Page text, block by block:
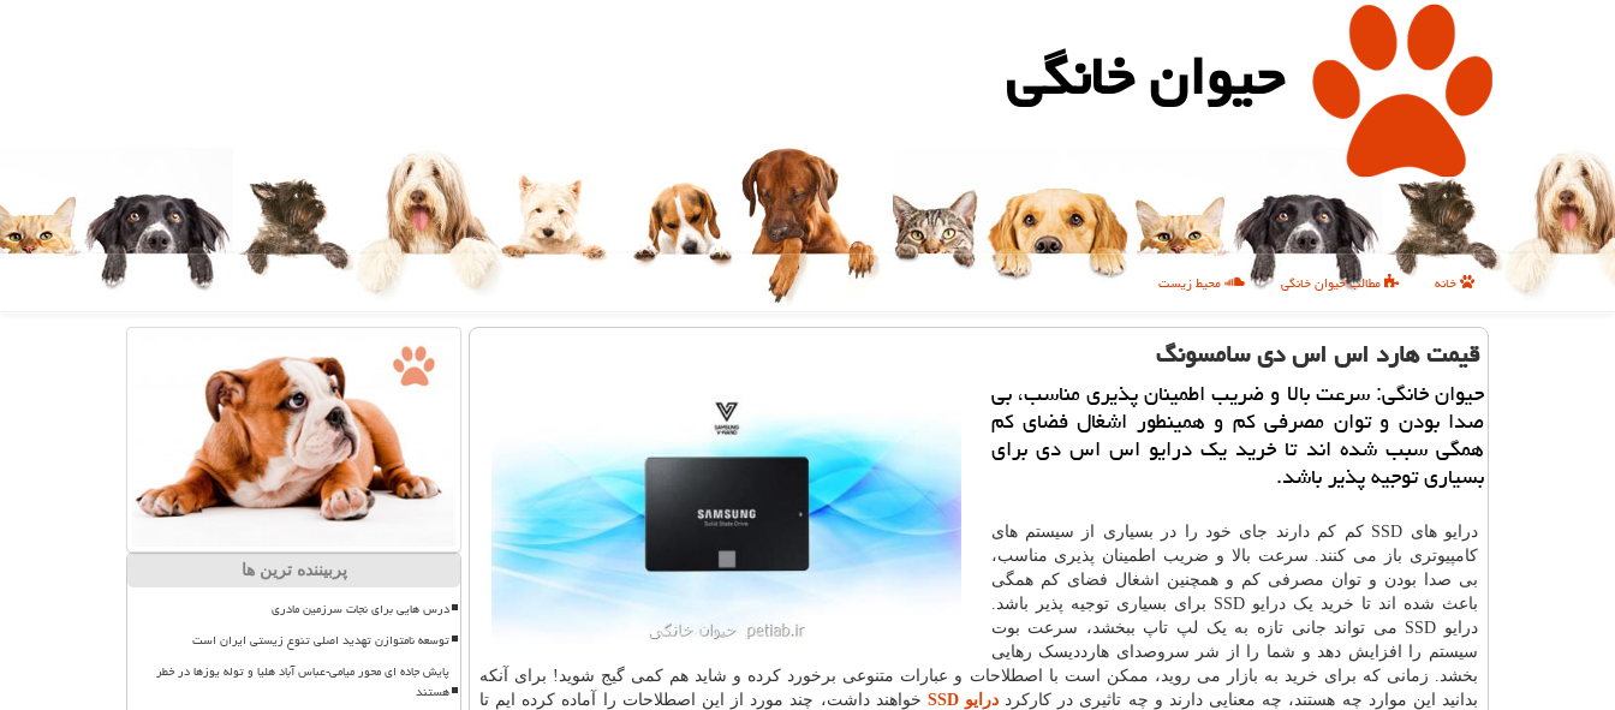
حیوان خانگی
خانه مطالب حیوان خانگی محیط زیست
قیمت هارد اس اس دی سامسونگ
حیوان خانگی: سرعت بالا و ضریب اطمینان پذیری مناسب، بی
صدا بودن و توان مصرفی كم و همینطور اشغال فضای كم
همگی سبب شده اند تا خرید یك درایو اس اس دی برای
بسیاری توجیه پذیر باشد.
درایو های SSD کم کم دارند جای خود را در بسیاری از سیستم های
کامپیوتری باز می کنند. سرعت بالا و ضریب اطمینان پذیری مناسب،
بی صدا بودن و توان مصرفی کم و همچنین اشغال فضای کم همگی
باعث شده اند تا خرید یک درایو SSD برای بسیاری توجیه پذیر باشد.
درایو SSD می تواند جانی تازه به یک لپ تاپ ببخشد، سرعت بوت
سیستم را افزایش دهد و شما را از شر سروصدای هارددیسک رهایی
بخشد. زمانی که برای خرید به بازار می روید، ممکن است با اصطلاحات و عبارات متنوعی برخورد کرده و شاید هم کمی گیج شوید! برای آنکه
بدانید این موارد چه هستند، چه معنایی دارند و چه تاثیری در کارکرد درایو SSD
خواهند داشت، چند مورد از این اصطلاحات را آماده کرده ایم تا
پربیننده ترین ها
درس هایی برای نجات سرزمین مادری
توسعه نامتوازن تهدید اصلی تنوع زیستی ایران است
پایش جاده ای محور میامی-عباس آباد هلیا و توله یوزها در خطر
هستند